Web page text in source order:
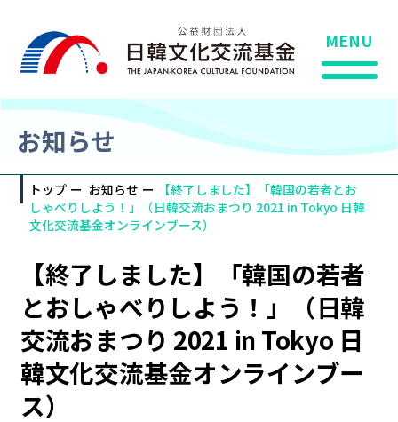
MENU
お知らせ
トップ お知らせ
【終了しました】「韓国の若者とお
しゃべりしよう！」（日韓交流おまつり 2021 in Tokyo 日韓
文化交流基金オンラインブース）
【終了しました】「韓国の若者
とおしゃべりしよう！」（日韓
交流おまつり 2021 in Tokyo 日
韓文化交流基金オンラインブー
ス）